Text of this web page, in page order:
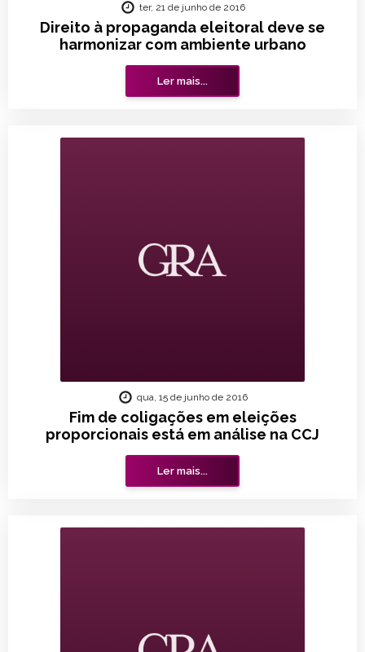
Direito à propaganda eleitoral deve se
harmonizar com ambiente urbano
ter, 21 de junho de 2016
Ler mais...
Fim de coligações em eleições
proporcionais está em análise na CCJ
qua, 15 de junho de 2016
Ler mais...